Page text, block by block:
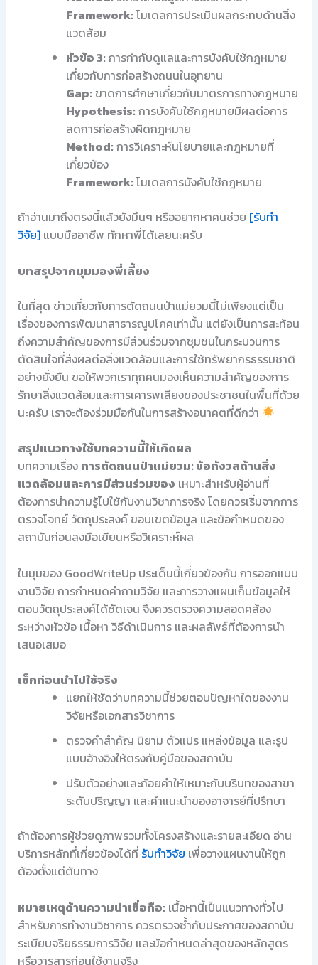
Framework: โมเดลการประเมินผลกระทบด้านสิ่ง
แวดล้อม
หัวข้อ 3: การกำกับดูแลและการบังคับใช้กฎหมาย
เกี่ยวกับการก่อสร้างถนนในอุทยาน
Gap: ขาดการศึกษาเกี่ยวกับมาตรการทางกฎหมาย
Hypothesis: การบังคับใช้กฎหมายมีผลต่อการ
ลดการก่อสร้างผิดกฎหมาย
Method: การวิเคราะห์นโยบายและกฎหมายที่
เกี่ยวข้อง
Framework: โมเดลการบังคับใช้กฎหมาย
ถ้าอ่านมาถึงตรงนี้แล้วยังมึนๆ หรืออยากหาคนช่วย [รับทำ
วิจัย]แบบมืออาชีพ ทักหาพี่ได้เลยนะครับ
บทสรุปจากมุมมองพี่เลี้ยง
ในที่สุด ข่าวเกี่ยวกับการตัดถนนป่าแม่ยวมนี้ไม่เพียงแต่เป็น
เรื่องของการพัฒนาสาธารณูปโภคเท่านั้น แต่ยังเป็นการสะท้อน
ถึงความสำคัญของการมีส่วนร่วมจากชุมชนในกระบวนการ
ตัดสินใจที่ส่งผลต่อสิ่งแวดล้อมและการใช้ทรัพยากรธรรมชาติ
อย่างยั่งยืน ขอให้พวกเราทุกคนมองเห็นความสำคัญของการ
รักษาสิ่งแวดล้อมและการเคารพเสียงของประชาชนในพื้นที่ด้วย
นะครับ เราจะต้องร่วมมือกันในการสร้างอนาคตที่ดีกว่า
สรุปแนวทางใช้บทความนี้ให้เกิดผล
บทความเรื่อง การตัดถนนป่าแม่ยวม: ข้อกังวลด้านสิ่ง
แวดล้อมและการมีส่วนร่วมของ เหมาะสำหรับผู้อ่านที่
ต้องการนำความรู้ไปใช้กับงานวิชาการจริง โดยควรเริ่มจากการ
ตรวจโจทย์ วัตถุประสงค์ ขอบเขตข้อมูล และข้อกำหนดของ
สถาบันก่อนลงมือเขียนหรือวิเคราะห์ผล
ในมุมของ GoodWriteUp ประเด็นนี้เกี่ยวข้องกับ การออกแบบ
งานวิจัย การกำหนดคำถามวิจัย และการวางแผนเก็บข้อมูลให้
ตอบวัตถุประสงค์ได้ชัดเจน จึงควรตรวจความสอดคล้อง
ระหว่างหัวข้อ เนื้อหา วิธีดำเนินการ และผลลัพธ์ที่ต้องการนำ
เสนอเสมอ
เช็กก่อนนำไปใช้จริง
แยกให้ชัดว่าบทความนี้ช่วยตอบปัญหาใดของงาน
วิจัยหรือเอกสารวิชาการ
ตรวจคำสำคัญ นิยาม ตัวแปร แหล่งข้อมูล และรูป
แบบอ้างอิงให้ตรงกับคู่มือของสถาบัน
ปรับตัวอย่างและถ้อยคำให้เหมาะกับบริบทของสาขา
ระดับปริญญา และคำแนะนำของอาจารย์ที่ปรึกษา
ถ้าต้องการผู้ช่วยดูภาพรวมทั้งโครงสร้างและรายละเอียด อ่าน
บริการหลักที่เกี่ยวข้องได้ที่ รับทำวิจัย เพื่อวางแผนงานให้ถูก
ต้องตั้งแต่ต้นทาง
หมายเหตุด้านความน่าเชื่อถือ: เนื้อหานี้เป็นแนวทางทั่วไป
สำหรับการทำงานวิชาการ ควรตรวจซ้ำกับประกาศของสถาบัน
ระเบียบจริยธรรมการวิจัย และข้อกำหนดล่าสุดของหลักสูตร
หรือวารสารก่อนใช้งานจริง